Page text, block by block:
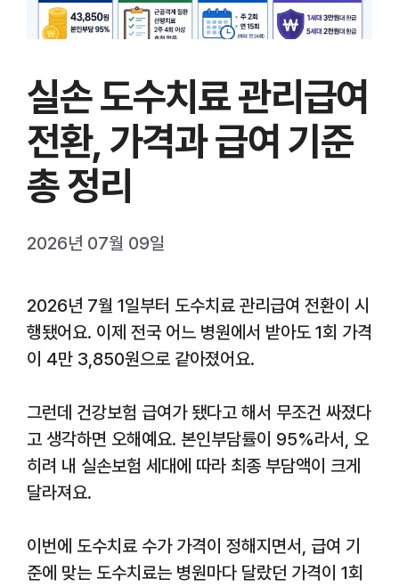
실손 도수치료 관리급여
전환, 가격과 급여 기준
총 정리
2026년 07월 09일
2026년 7월 1일부터 도수치료 관리급여 전환이 시
행됐어요. 이제 전국 어느 병원에서 받아도 1회 가격
이 4만 3,850원으로 같아졌어요.
그런데 건강보험 급여가 됐다고 해서 무조건 싸졌다
고 생각하면 오해예요. 본인부담률이 95%라서, 오
히려 내 실손보험 세대에 따라 최종 부담액이 크게
달라져요.
이번에 도수치료 수가 가격이 정해지면서, 급여 기
준에 맞는 도수치료는 병원마다 달랐던 가격이 1회